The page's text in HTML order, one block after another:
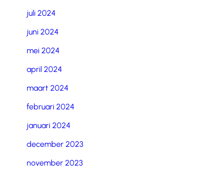
juli 2024
juni 2024
mei 2024
april 2024
maart 2024
februari 2024
januari 2024
december 2023
november 2023